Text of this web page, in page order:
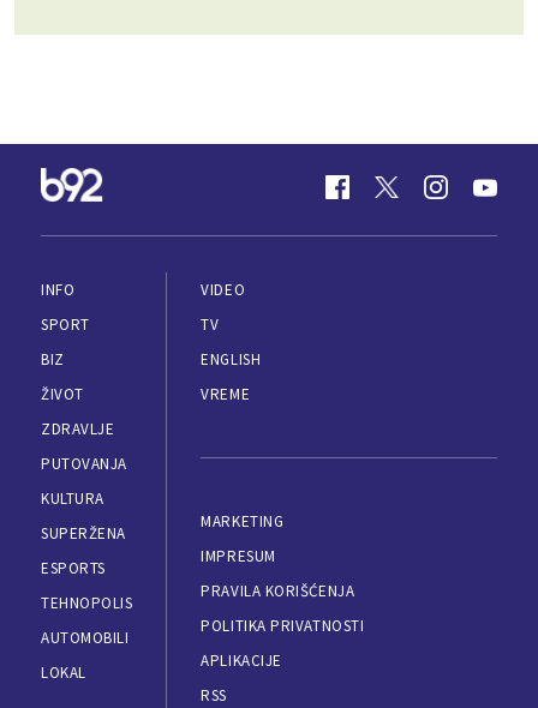
INFO
SPORT
BIZ
ŽIVOT
ZDRAVLJE
PUTOVANJA
KULTURA
SUPERŽENA
ESPORTS
TEHNOPOLIS
AUTOMOBILI
LOKAL
VIDEO
TV
ENGLISH
VREME
MARKETING
IMPRESUM
PRAVILA KORIŠĆENJA
POLITIKA PRIVATNOSTI
APLIKACIJE
RSS